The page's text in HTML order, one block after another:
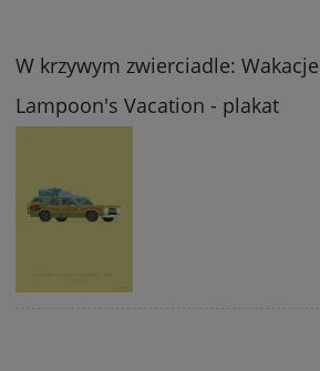
W krzywym zwierciadle:
Lampoon's Vacation - plakat